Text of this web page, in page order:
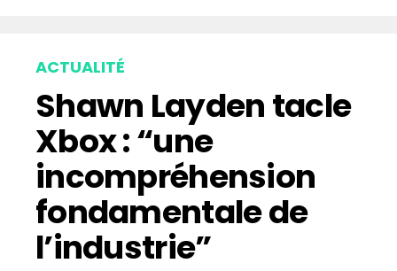
ACTUALITÉ
Shawn Layden tacle
Xbox : “une
incompréhension
fondamentale de
l’industrie”